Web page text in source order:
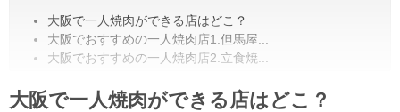
大阪で一人焼肉ができる店はどこ？
大阪でおすすめの一人焼肉店1.但馬屋...
大阪でおすすめの一人焼肉店2.立食焼...
大阪で一人焼肉ができる店はどこ？